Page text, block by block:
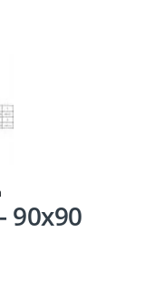
90x90